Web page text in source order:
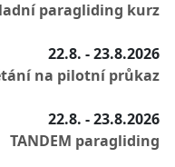
paragliding kurz
22.8. - 23.8.2026
na pilotní průkaz
22.8. - 23.8.2026
TANDEM paragliding